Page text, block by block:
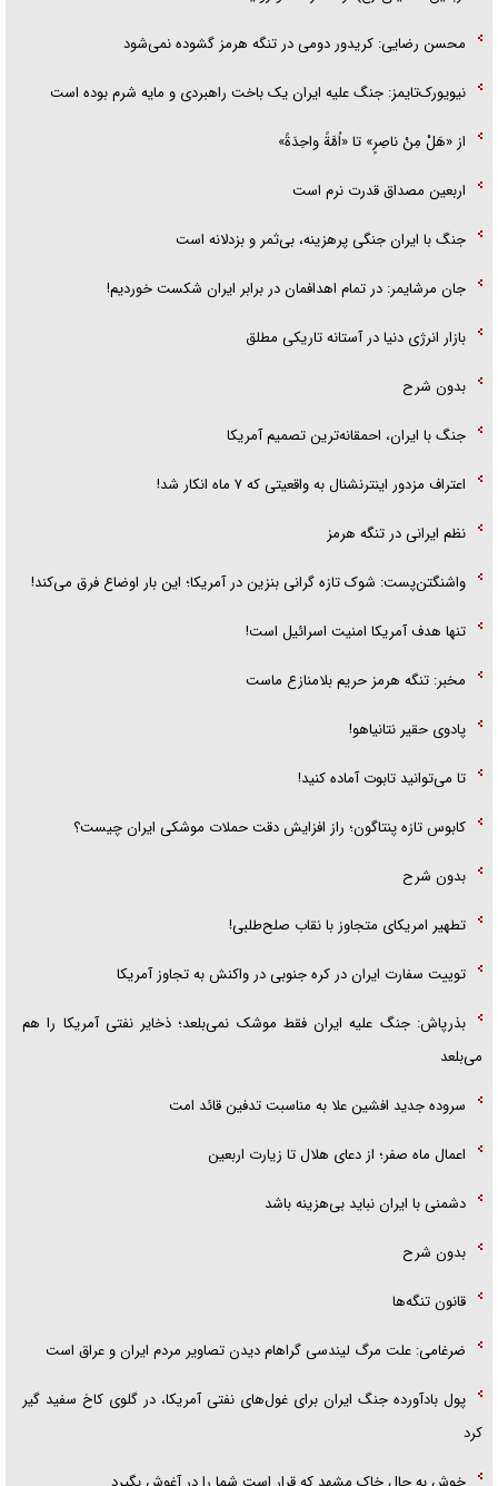
محسن رضایی: کریدور دومی در تنگه هرمز گشوده نمی‌شود
نیویورک‌تایمز: جنگ علیه ایران یک باخت راهبردی و مایه شرم بوده است
از «هَلْ مِنْ ناصِرٍ» تا «اُمَّةً واحِدَةً»
اربعین مصداق قدرت نرم است
جنگ با ایران جنگی پرهزینه، بی‌ثمر و بزدلانه است
جان مرشایمر: در تمام اهدافمان در برابر ایران شکست خوردیم!
بازار انرژی دنیا در آستانه تاریکی مطلق
بدون شرح
جنگ با ایران، احمقانه‌ترین تصمیم آمریکا
اعتراف مزدور اینترنشنال به واقعیتی که ۷ ماه انکار شد!
نظم ایرانی در تنگه هرمز
واشنگتن‌پست: شوک تازه گرانی بنزین در آمریکا؛ این بار اوضاع فرق می‌کند!
تنها هدف آمریکا امنیت اسرائیل است!
مخبر: تنگه هرمز حریم بلامنازع ماست
پادوی حقیر نتانیاهو!
تا می‌توانید تابوت آماده کنید!
کابوس تازه پنتاگون؛ راز افزایش دقت حملات موشکی ایران چیست؟
بدون شرح
تطهیر امریکای متجاوز با نقاب صلح‌طلبی!
توییت سفارت ایران در کره جنوبی در واکنش به تجاوز آمریکا
بذرپاش: ‏جنگ علیه ایران فقط موشک نمی‌بلعد؛ ذخایر نفتی آمریکا را هم
می‌بلعد
سروده جدید افشین علا به مناسبت تدفین قائد امت
اعمال ماه صفر؛ از دعای هلال تا زیارت اربعین
دشمنی با ایران نباید بی‌هزینه باشد
بدون شرح
قانون تنگه‌ها
ضرغامی: علت مرگ لیندسی گراهام دیدن تصاویر مردم ایران و عراق است
پول بادآورده جنگ ایران برای غول‌های نفتی آمریکا، در گلوی کاخ سفید گیر
کرد